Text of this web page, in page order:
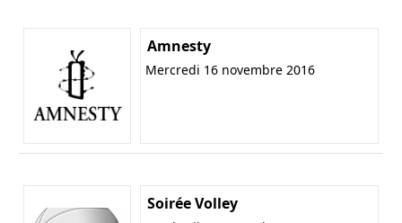
Amnesty
Mercredi 16 novembre 2016
Soirée Volley